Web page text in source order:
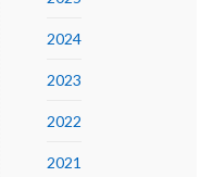
2024
2023
2022
2021